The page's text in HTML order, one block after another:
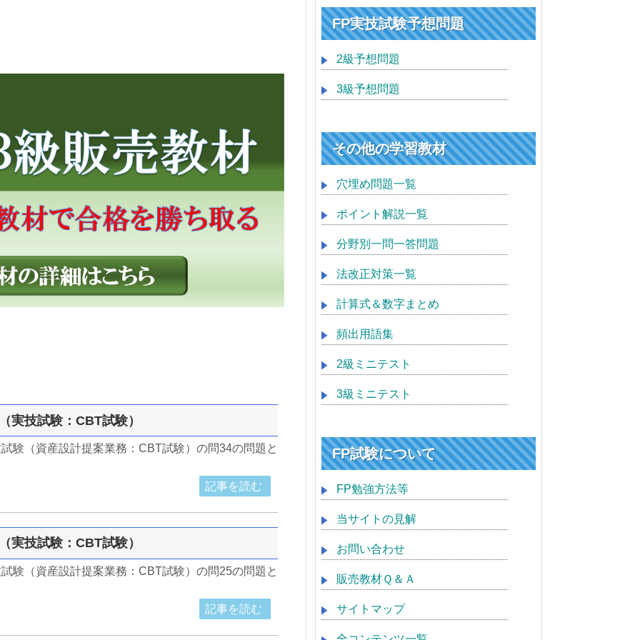
実技試験：CBT試験）
験（資産設計提案業務：CBT試験）の問34の問題と
記事を読む
実技試験：CBT試験）
験（資産設計提案業務：CBT試験）の問25の問題と
記事を読む
FP実技試験予想問題
2級予想問題
3級予想問題
その他の学習教材
穴埋め問題一覧
ポイント解説一覧
分野別一問一答問題
法改正対策一覧
計算式＆数字まとめ
頻出用語集
2級ミニテスト
3級ミニテスト
FP試験について
FP勉強方法等
当サイトの見解
お問い合わせ
販売教材Ｑ＆Ａ
サイトマップ